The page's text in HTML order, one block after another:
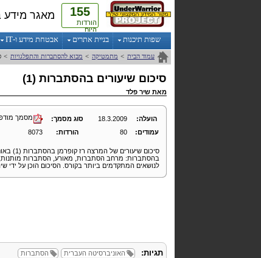
155
הורדות
היום
מאגר מידע
שפות תיכנות בניית אתרים אבטחת מידע ו-IT
עמוד הבית > מתמטיקה > מבוא להסתברות והתפלגויות >
סיכום שיעורים בהסתברות (1)
מאת שיר פלד
הועלה: 18.3.2009 סוג מסמך:
מסמך
עמודים:
80 הורדות: 8073
סיכום
בהסתברות: מרחב הסתברות, מאורע, הסתברות מותנות,
לנושאים המתקדמים ביותר בקורס. הסיכום הוכן על ידי
תגיות: האוניברסיטה העברית הסתברות